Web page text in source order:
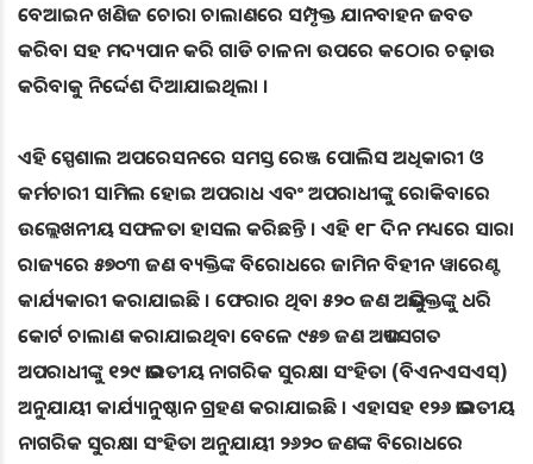
ବେଆଇନ ଖଣିଜ ଚୋରା ଚାଲାଣରେ ସମ୍ପୃକ୍ତ ଯାନବାହନ ଜବତ
କରିବା ସହ ମଦ୍ୟପାନ କରି ଗାଡି ଚାଳନା ଉପରେ କଠୋର ଚଢ଼ାଉ
କରିବାକୁ ନିର୍ଦ୍ଦେଶ ଦିଆଯାଇଥିଲା ।
ଏହି ସ୍ପେଶାଲ ଅପରେସନରେ ସମସ୍ତ ରେଞ୍ଜ ପୋଲିସ ଅଧିକାରୀ ଓ
କର୍ମଚାରୀ ସାମିଲ ହୋଇ ଅପରାଧ ଏବଂ ଅପରାଧୀଙ୍କୁ ରୋକିବାରେ
ଉଲ୍ଲେଖନୀୟ ସଫଳତା ହାସଲ କରିଛନ୍ତି । ଏହି ୧୮ ଦିନ ମଧ୍ୟରେ ସାରା
ରାଜ୍ୟରେ ୫୭୦୩ ଜଣ ବ୍ୟକ୍ତିଙ୍କ ବିରୋଧରେ ଜାମିନ ବିହୀନ ୱାରେଣ୍ଟ
କାର୍ଯ୍ୟକାରୀ କରାଯାଇଛି । ଫେରାର ଥିବା ୫୨୦ ଜଣ ଅଭିଯୁକ୍ତଙ୍କୁ ଧରି
କୋର୍ଟ ଚାଲାଣ କରାଯାଇଥିବା ବେଳେ ୯୫୭ ଜଣ ଅଭ୍ୟାସଗତ
ଅପରାଧୀଙ୍କୁ ୧୨୯ ଭାରତୀୟ ନାଗରିକ ସୁରକ୍ଷା ସଂହିତା (ବିଏନଏସଏସ୍‌)
ଅନୁଯାୟୀ କାର୍ଯ୍ୟାନୁଷ୍ଠାନ ଗ୍ରହଣ କରାଯାଇଛି । ଏହାସହ ୧୨୬ ଭାରତୀୟ
ନାଗରିକ ସୁରକ୍ଷା ସଂହିତା ଅନୁଯାୟୀ ୨୬୨୦ ଜଣଙ୍କ ବିରୋଧରେ